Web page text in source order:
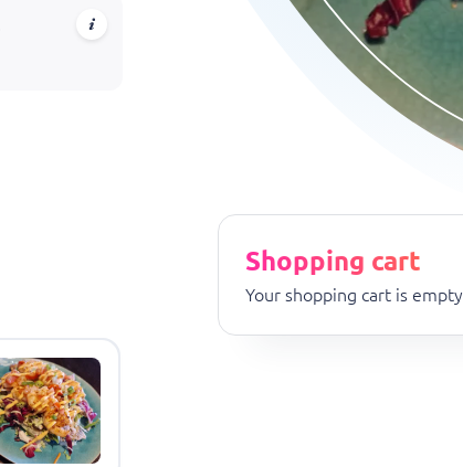
Shopping cart
Your shopping cart is empty